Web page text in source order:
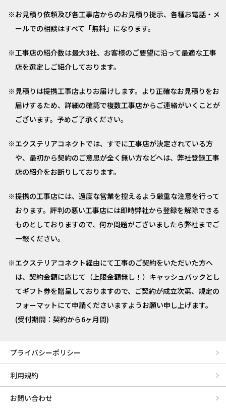
お見積り依頼及び各工事店からのお見積り提示、各種お電話・メ
ールでの相談はすべて「無料」になります。
工事店の紹介数は最大3社、お客様のご要望に沿って最適な工事
店を選定しご紹介しております。
見積りは提携工事店よりお届けします。より正確なお見積りをお
届けするため、詳細の確認で複数工事店からご連絡がいくことが
ございます。予めご了承ください。
エクステリアコネクトでは、すでに工事店が決定されている方
や、最初から契約のご意思が全く無い方などへは、弊社登録工事
店の紹介をお断りしております。
提携の工事店には、過度な営業を控えるよう厳重な注意を行って
おります。評判の悪い工事店には即時弊社から登録を解除できる
ものとしておりますので、何か問題がございましたら弊社までご
一報ください。
エクステリアコネクト経由にて工事のご契約をいただいた方へ
は、契約金額に応じて（上限金額無し！）キャッシュバックとし
てギフト券を贈呈しておりますので、ご契約が成立次第、規定の
フォーマットにて申請くださいますようお願い申し上げます。
(受付期間：契約から6ヶ月間)
プライバシーポリシー
利用規約
お問い合わせ